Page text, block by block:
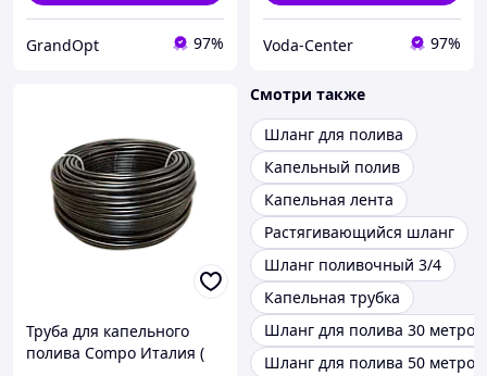
GrandOpt 97% Voda-Center 97%
Труба для капельного
полива Compo Италия (
Смотри также
Шланг для полива
Капельный полив
Капельная лента
Растягивающийся шланг
Шланг поливочный 3/4
Капельная трубка
Шланг для полива 30 метров
Шланг для полива 50 метров